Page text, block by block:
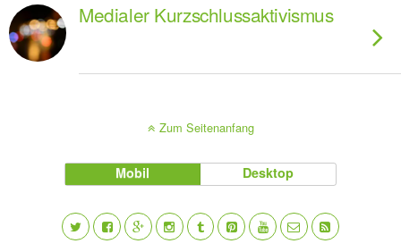
Medialer Kurzschlussaktivismus
Zum Seitenanfang
Mobil Desktop